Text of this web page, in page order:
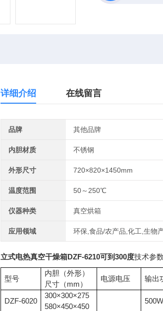
详细介绍 在线留言
品牌 其他品牌
内胆材质 不锈钢
外形尺寸 720×820×1450mm
温度范围 50～250℃
仪器种类 真空烘箱
应用领域 环保,食品/农产品,化工,生物
立式电热真空干燥箱DZF-6210可到300度技术参数
型号
内胆（外形）
尺寸（mm）
电源电压 输出
DZF-6020
300×300×275
580×450×450
500W